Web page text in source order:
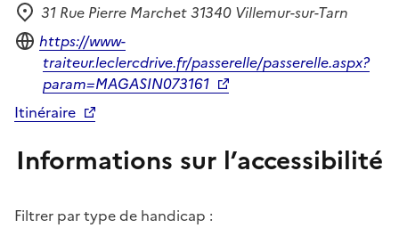
Adresse
31 Rue Pierre Marchet 31340 Villemur-sur-Tarn
Site internet
https://www-
traiteur.leclercdrive.fr/passerelle/passerelle.aspx?
param=MAGASIN073161
Itinéraire
Informations sur l’accessibilité
Filtrer par type de handicap :